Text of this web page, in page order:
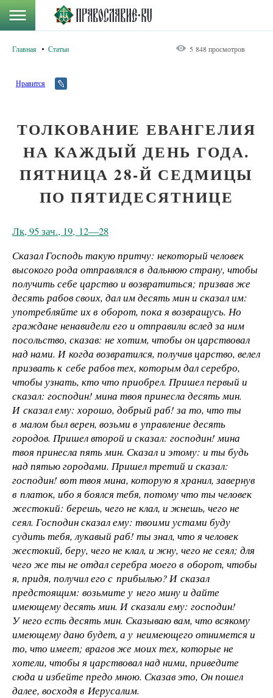
Главная Статьи 5 848 просмотров
Нравится
ТОЛКОВАНИЕ ЕВАНГЕЛИЯ
НА КАЖДЫЙ ДЕНЬ ГОДА.
ПЯТНИЦА 28-Й СЕДМИЦЫ
ПО ПЯТИДЕСЯТНИЦЕ
Лк, 95 зач., 19, 12—28
Сказал Господь такую притчу: некоторый человек
высокого рода отправлялся в дальнюю страну, чтобы
получить себе царство и возвратиться; призвав же
десять рабов своих, дал им десять мин и сказал им:
употребляйте их в оборот, пока я возвращусь. Но
граждане ненавидели его и отправили вслед за ним
посольство, сказав: не хотим, чтобы он царствовал
над нами. И когда возвратился, получив царство, велел
призвать к себе рабов тех, которым дал серебро,
чтобы узнать, кто что приобрел. Пришел первый и
сказал: господин! мина твоя принесла десять мин.
И сказал ему: хорошо, добрый раб! за то, что ты
в малом был верен, возьми в управление десять
городов. Пришел второй и сказал: господин! мина
твоя принесла пять мин. Сказал и этому: и ты будь
над пятью городами. Пришел третий и сказал:
господин! вот твоя мина, которую я хранил, завернув
в платок, ибо я боялся тебя, потому что ты человек
жестокий: берешь, чего не клал, и жнешь, чего не
сеял. Господин сказал ему: твоими устами буду
судить тебя, лукавый раб! ты знал, что я человек
жестокий, беру, чего не клал, и жну, чего не сеял; для
чего же ты не отдал серебра моего в оборот, чтобы
я, придя, получил его с прибылью? И сказал
предстоящим: возьмите у него мину и дайте
имеющему десять мин. И сказали ему: господин!
У него есть десять мин. Сказываю вам, что всякому
имеющему дано будет, а у неимеющего отнимется и
то, что имеет; врагов же моих тех, которые не
хотели, чтобы я царствовал над ними, приведите
сюда и избейте предо мною. Сказав это, Он пошел
далее, восходя в Иерусалим.